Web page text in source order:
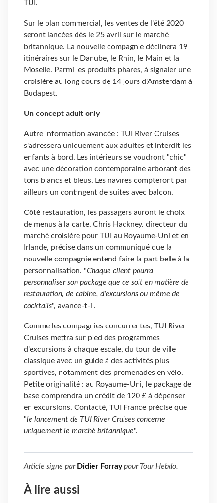
TUI.
Sur le plan commercial, les ventes de l'été 2020
seront lancées dès le 25 avril sur le marché
britannique. La nouvelle compagnie déclinera 19
itinéraires sur le Danube, le Rhin, le Main et la
Moselle. Parmi les produits phares, à signaler une
croisière au long cours de 14 jours d'Amsterdam à
Budapest.
Un concept adult only
Autre information avancée : TUI River Cruises
s'adressera uniquement aux adultes et interdit les
enfants à bord. Les intérieurs se voudront "chic"
avec une décoration contemporaine arborant des
tons blancs et bleus. Les navires compteront par
ailleurs un contingent de suites avec balcon.
Côté restauration, les passagers auront le choix
de menus à la carte. Chris Hackney, directeur du
marché croisière pour TUI au Royaume-Uni et en
Irlande, précise dans un communiqué que la
nouvelle compagnie entend faire la part belle à la
personnalisation. "Chaque client pourra
personnaliser son package que ce soit en matière de
restauration, de cabine, d'excursions ou même de
cocktails", avance-t-il.
Comme les compagnies concurrentes, TUI River
Cruises mettra sur pied des programmes
d'excursions à chaque escale, du tour de ville
classique avec un guide à des activités plus
sportives, notamment des promenades en vélo.
Petite originalité : au Royaume-Uni, le package de
base comprendra un crédit de 120 £ à dépenser
en excursions. Contacté, TUI France précise que
"le lancement de TUI River Cruises concerne
uniquement le marché britannique".
Article signé par Didier Forraypour Tour Hebdo.
À lire aussi